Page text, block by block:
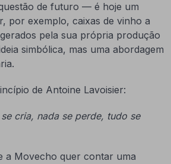
de futuro — é hoje um
por exemplo, caixas de vinho a
pela sua própria produção
simbólica, mas uma abordagem
de Antoine Lavoisier:
cria, nada se perde, tudo se
a Movecho quer contar uma